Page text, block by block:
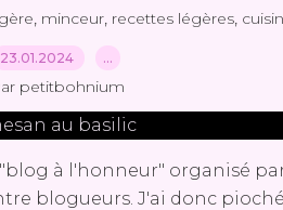
, minceur, recettes légères,
23.01.2024 …
petitbohnium
à l'honneur" organisé
blogueurs. J'ai donc